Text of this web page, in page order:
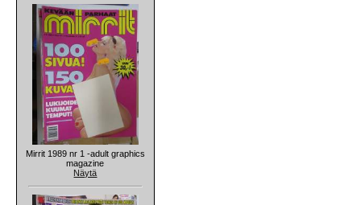
Mirrit 1989 nr 1 -adult graphics
magazine
Näytä